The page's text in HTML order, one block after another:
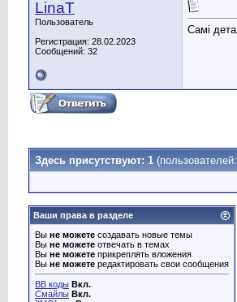
LinaT
Пользователь
Регистрация: 28.02.2023
Сообщений: 32
Самі
Здесь присутствуют: 1
Ваши права в разделе
Вы не можете создавать новые темы
Вы не можете отвечать в темах
Вы не можете прикреплять вложения
Вы не можете редактировать свои сообщения
BB коды Вкл.
Смайлы Вкл.